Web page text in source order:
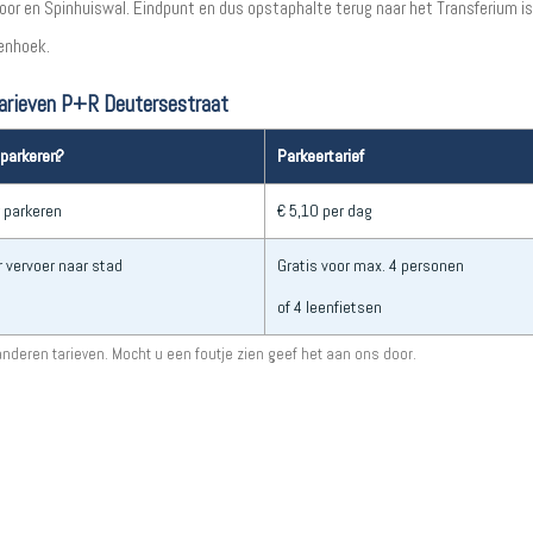
en Spinhuiswal. Eindpunt en dus opstaphalte terug naar het Transferium
P+R Deutersestraat
Parkeertarief
€ 5,10 per dag
vervoer naar stad
Gratis voor max. 4 personen
of 4 leenfietsen
tarieven. Mocht u een foutje zien geef het aan ons door.